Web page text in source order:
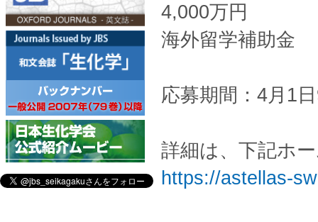
4,000万円
海外留学補助金
応募期間：4月1
詳細は、下記ホ
https://astellas-